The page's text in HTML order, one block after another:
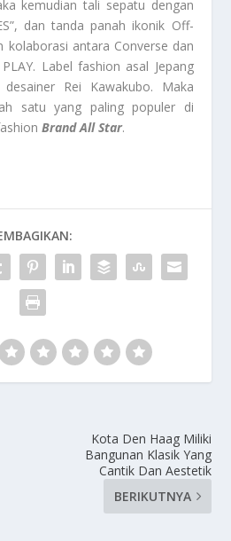
kemudian tali sepatu dengan
dan tanda panah ikonik Off-
kolaborasi antara Converse dan
Label fashion asal Jepang
Rei Kawakubo. Maka
satu yang paling populer di
Brand All Star.
Kota Den Haag Miliki
Bangunan Klasik Yang
Cantik Dan Aestetik
BERIKUTNYA